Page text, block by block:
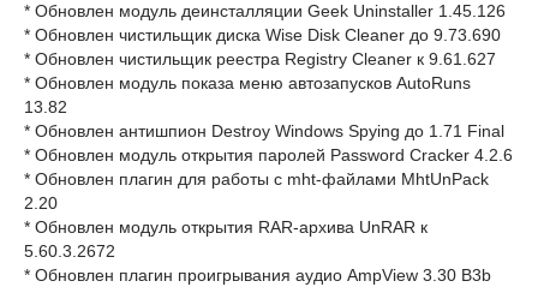
* Обновлен модуль деинсталляции Geek Uninstaller 1.45.126
* Обновлен чистильщик диска Wise Disk Cleaner до 9.73.690
* Обновлен чистильщик реестра Registry Cleaner к 9.61.627
* Обновлен модуль показа меню автозапусков AutoRuns
13.82
* Обновлен антишпион Destroy Windows Spying до 1.71 Final
* Обновлен модуль открытия паролей Password Cracker 4.2.6
* Обновлен плагин для работы с mht-файлами MhtUnPack
2.20
* Обновлен модуль открытия RAR-архива UnRAR к
5.60.3.2672
* Обновлен плагин проигрывания аудио AmpView 3.30 B3b